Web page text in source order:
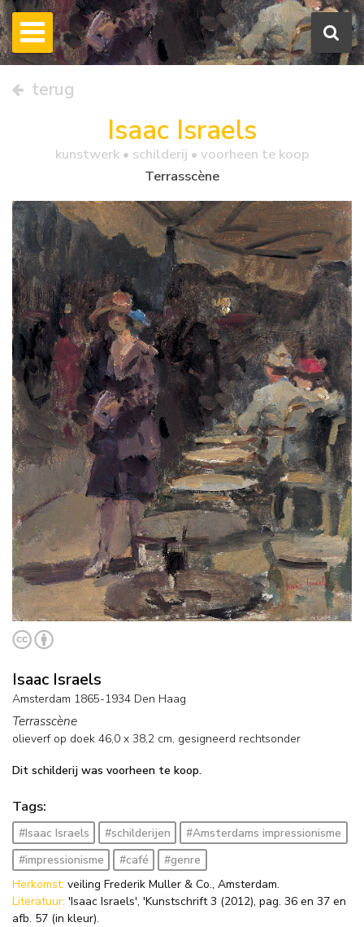
terug
Isaac Israels
kunstwerk • schilderij • voorheen te koop
Terrasscène
Isaac Israels
Amsterdam 1865-1934 Den Haag
Terrasscène
olieverf op doek 46,0 x 38,2 cm, gesigneerd rechtsonder
Dit schilderij was voorheen te koop.
Tags:
#Isaac Israels #schilderijen
#Amsterdams impressionisme
#impressionisme
#café
#genre
Herkomst: veiling Frederik Muller & Co., Amsterdam.
Literatuur: 'Isaac Israels', 'Kunstschrift 3 (2012), pag. 36 en 37 en
afb. 57 (in kleur).